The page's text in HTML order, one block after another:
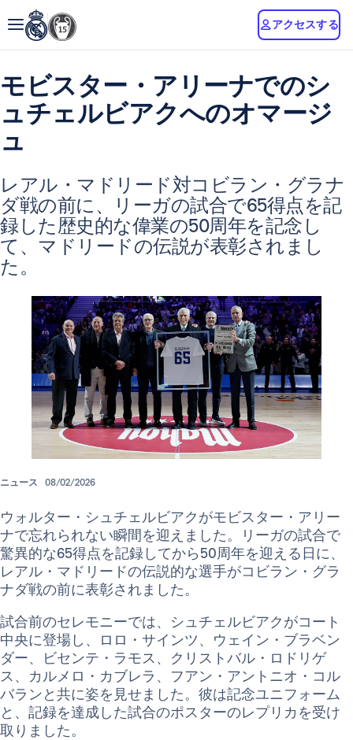
アクセスする
モビスター・アリーナでのシ
ュチェルビアクへのオマージ
ュ
レアル・マドリード対コビラン・グラナ
ダ戦の前に、リーガの試合で65得点を記
録した歴史的な偉業の50周年を記念し
て、マドリードの伝説が表彰されまし
た。
ニュース 08/02/2026
ウォルター・シュチェルビアクがモビスター・アリー
ナで忘れられない瞬間を迎えました。リーガの試合で
驚異的な65得点を記録してから50周年を迎える日に、
レアル・マドリードの伝説的な選手がコビラン・グラ
ナダ戦の前に表彰されました。
試合前のセレモニーでは、シュチェルビアクがコート
中央に登場し、ロロ・サインツ、ウェイン・ブラベン
ダー、ビセンテ・ラモス、クリストバル・ロドリゲ
ス、カルメロ・カブレラ、フアン・アントニオ・コル
バランと共に姿を見せました。彼は記念ユニフォーム
と、記録を達成した試合のポスターのレプリカを受け
取りました。